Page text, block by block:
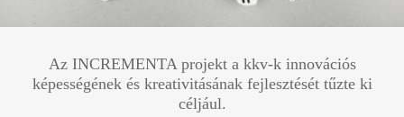
Az INCREMENTA projekt a kkv-k innovációs
képességének és kreativitásának fejlesztését tűzte ki
céljául.